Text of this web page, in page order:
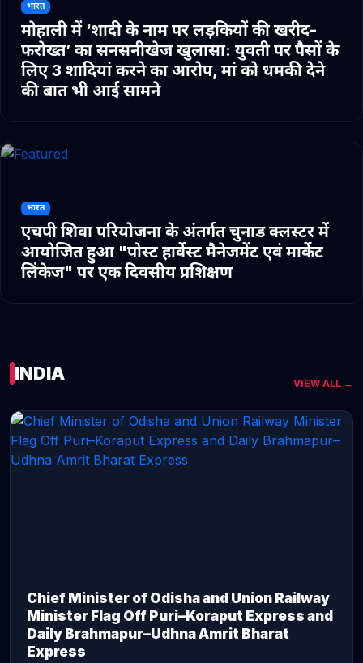
भारत
मोहाली में ‘शादी के नाम पर लड़कियों की खरीद-
फरोख्त’ का सनसनीखेज खुलासा: युवती पर पैसों के
लिए 3 शादियां करने का आरोप, मां को धमकी देने
की बात भी आई सामने
भारत
एचपी शिवा परियोजना के अंतर्गत चुनाड क्लस्टर में
आयोजित हुआ "पोस्ट हार्वेस्ट मैनेजमेंट एवं मार्केट
लिंकेज" पर एक दिवसीय प्रशिक्षण
INDIA VIEW ALL →
Chief Minister of Odisha and Union Railway
Minister Flag Off Puri–Koraput Express and
Daily Brahmapur–Udhna Amrit Bharat
Express